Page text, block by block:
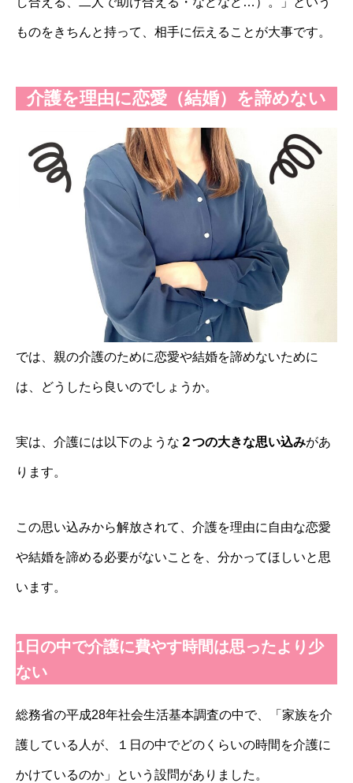
ものをきちんと持って、相手に伝えることが大事です。
介護を理由に恋愛（結婚）を諦めない
では、親の介護のために恋愛や結婚を諦めないために
は、どうしたら良いのでしょうか。
実は、介護には以下のような ２つの大きな思い込みがあ
ります。
この思い込みから解放されて、介護を理由に自由な恋愛
や結婚を諦める必要がないことを、分かってほしいと思
います。
1日の中で介護に費やす時間は思ったより少
ない
総務省の平成28年社会生活基本調査の中で、「家族を介
護している人が、１日の中でどのくらいの時間を介護に
かけているのか」という設問がありました。